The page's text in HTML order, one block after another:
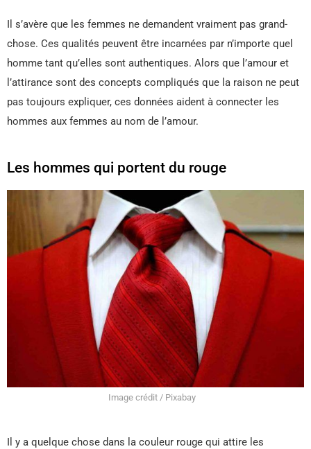
Il s’avère que les femmes ne demandent vraiment pas grand-
chose. Ces qualités peuvent être incarnées par n’importe quel
homme tant qu’elles sont authentiques. Alors que l’amour et
l’attirance sont des concepts compliqués que la raison ne peut
pas toujours expliquer, ces données aident à connecter les
hommes aux femmes au nom de l’amour.
Les hommes qui portent du rouge
Image crédit / Pixabay
Il y a quelque chose dans la couleur rouge qui attire les